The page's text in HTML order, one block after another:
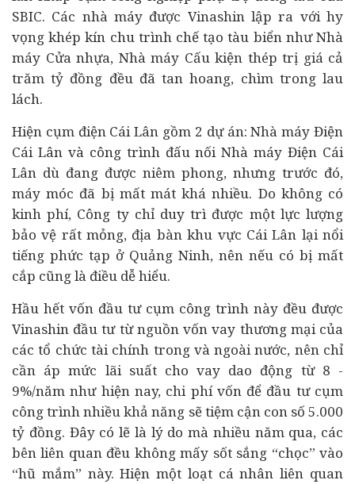
SBIC. Các nhà máy được Vinashin lập ra với hy
vọng khép kín chu trình chế tạo tàu biển như Nhà
máy Cửa nhựa, Nhà máy Cấu kiện thép trị giá cả
trăm tỷ đồng đều đã tan hoang, chìm trong lau
lách.
Hiện cụm điện Cái Lân gồm 2 dự án: Nhà máy Điện
Cái Lân và công trình đấu nối Nhà máy Điện Cái
Lân dù đang được niêm phong, nhưng trước đó,
máy móc đã bị mất mát khá nhiều. Do không có
kinh phí, Công ty chỉ duy trì được một lực lượng
bảo vệ rất mỏng, địa bàn khu vực Cái Lân lại nổi
tiếng phức tạp ở Quảng Ninh, nên nếu có bị mất
cắp cũng là điều dễ hiểu.
Hầu hết vốn đầu tư cụm công trình này đều được
Vinashin đầu tư từ nguồn vốn vay thương mại của
các tổ chức tài chính trong và ngoài nước, nên chỉ
cần áp mức lãi suất cho vay dao động từ 8 -
9%/năm như hiện nay, chi phí vốn để đầu tư cụm
công trình nhiều khả năng sẽ tiệm cận con số 5.000
tỷ đồng. Đây có lẽ là lý do mà nhiều năm qua, các
bên liên quan đều không mấy sốt sắng “chọc” vào
“hũ mắm” này. Hiện một loạt cá nhân liên quan